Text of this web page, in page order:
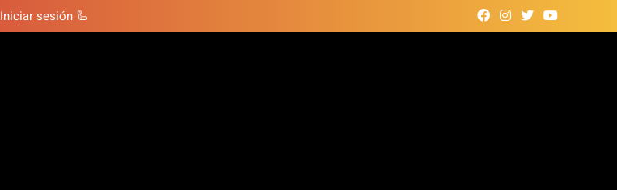
Iniciar sesión 🦾